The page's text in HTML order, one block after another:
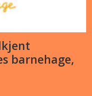
barnehage,